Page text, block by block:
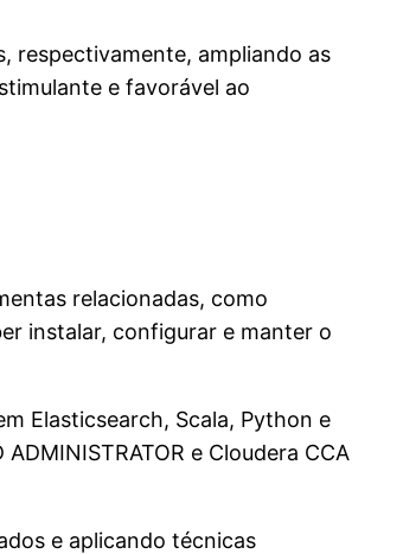
respectivamente, ampliando as
e favorável ao
relacionadas, como
instalar, configurar e manter o
Elasticsearch, Scala, Python e
e Cloudera CCA
e aplicando técnicas